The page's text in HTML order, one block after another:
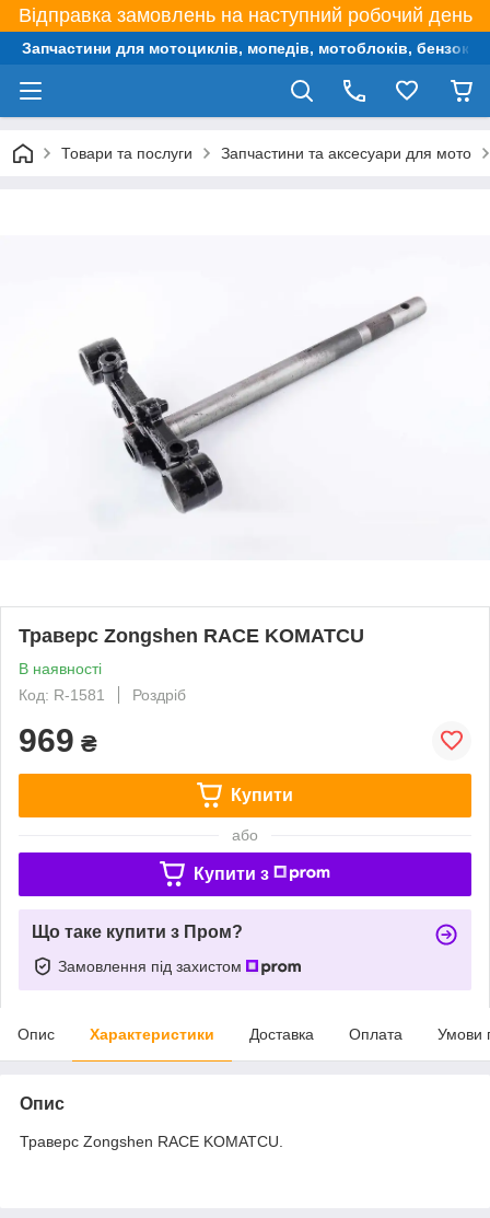
Відправка замовлень на наступний робочий день
Запчастини для мотоциклів, мопедів, мотоблоків,
Товари та послуги Запчастини та аксесуари для мото
Траверс Zongshen RACE KOMATCU
В наявності
Код: R-1581
Роздріб
969 ₴
Купити
або
Купити з
Що таке купити з Пром?
Замовлення під захистом
Опис Характеристики Доставка Оплата Умови
Опис
Траверс Zongshen RACE KOMATCU.